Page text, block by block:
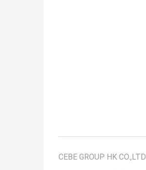
CEBE GROUP HK CO.,LTD